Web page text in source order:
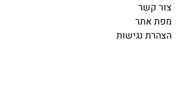
צור קשר
מפת אתר
הצהרת נגישות